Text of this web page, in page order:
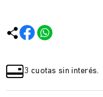
3 cuotas sin interés.